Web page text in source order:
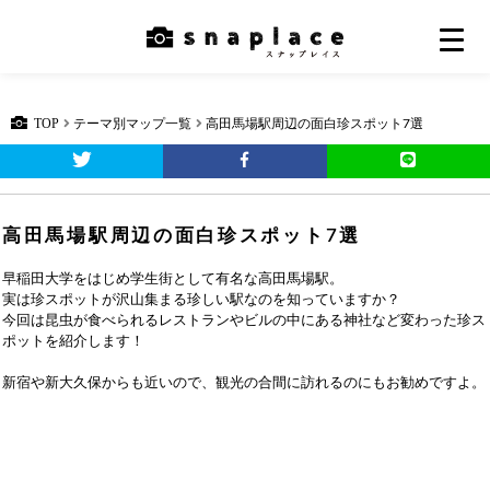
TOP テーマ別マップ一覧 高田馬場駅周辺の面白珍スポット7選
高田馬場駅周辺の面白珍スポット7選
早稲田大学をはじめ学生街として有名な高田馬場駅。
実は珍スポットが沢山集まる珍しい駅なのを知っていますか？
今回は昆虫が食べられるレストランやビルの中にある神社など変わった珍ス
ポットを紹介します！
新宿や新大久保からも近いので、観光の合間に訪れるのにもお勧めですよ。